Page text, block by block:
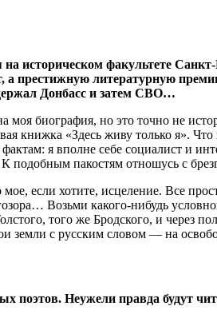
историческом факультете
а престижную литературную
Донбасс и затем СВО…
моя биография, но это точно не
книжка «Здесь живу только я».
я вполне себе социалист и
подобным пакостям отношусь с
если хотите, исцеление. Все
Возьми какого-нибудь
того же Бродского, и через
земли с русским словом — на
поэтов. Неужели правда будут